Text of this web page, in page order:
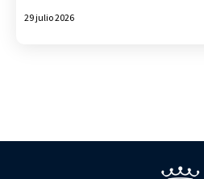
29 julio 2026